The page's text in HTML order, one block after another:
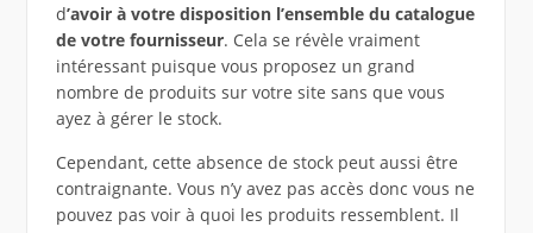
d’avoir à votre disposition l’ensemble du catalogue
de votre fournisseur. Cela se révèle vraiment
intéressant puisque vous proposez un grand
nombre de produits sur votre site sans que vous
ayez à gérer le stock.
Cependant, cette absence de stock peut aussi être
contraignante. Vous n’y avez pas accès donc vous ne
pouvez pas voir à quoi les produits ressemblent. Il